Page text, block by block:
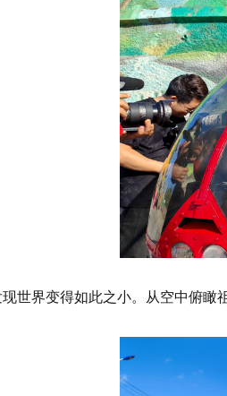
世界变得如此之小。从空中俯瞰